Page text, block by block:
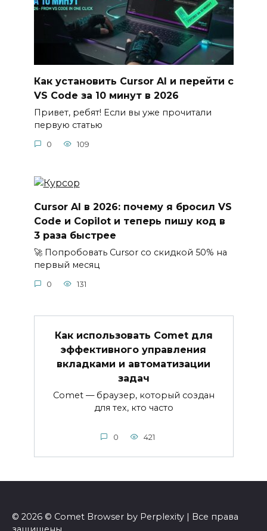
Как установить Cursor AI и перейти с
VS Code за 10 минут в 2026
Привет, ребят! Если вы уже прочитали
первую статью
0 109
Cursor AI в 2026: почему я бросил VS
Code и Copilot и теперь пишу код в
3 раза быстрее
🚀 Попробовать Cursor со скидкой 50% на
первый месяц
0 131
Как использовать Comet для
эффективного управления
вкладками и автоматизации
задач
Comet — браузер, который создан
для тех, кто часто
0 421
© 2026 © Comet Browser by Perplexity | Все права